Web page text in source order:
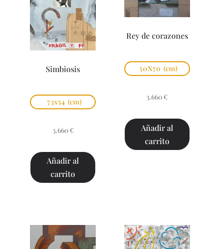
Simbiosis
73x54 (cm)
3.660 €
Añadir al
carrito
Rey de corazones
50X70 (cm)
3.660 €
Añadir al
carrito